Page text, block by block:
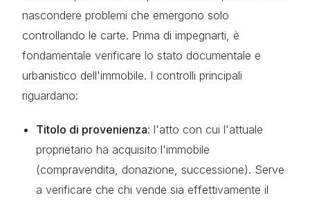
nascondere problemi che emergono solo
controllando le carte. Prima di impegnarti, è
fondamentale verificare lo stato documentale e
urbanistico dell'immobile. I controlli principali
riguardano:
Titolo di provenienza: l'atto con cui l'attuale
proprietario ha acquisito l'immobile
(compravendita, donazione, successione). Serve
a verificare che chi vende sia effettivamente il